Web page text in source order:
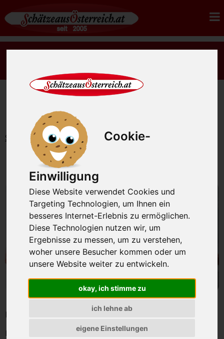
Cookie-
Einwilligung
Diese Website verwendet Cookies und
Targeting Technologien, um Ihnen ein
besseres Internet-Erlebnis zu ermöglichen.
Diese Technologien nutzen wir, um
Ergebnisse zu messen, um zu verstehen,
woher unsere Besucher kommen oder um
unsere Website weiter zu entwickeln.
okay, ich stimme zu
ich lehne ab
eigene Einstellungen
Startseite Gourmetfleisch Kaninchenfleisch kaufen
Kaninchenfleisch kaufen
Kaninchenfleisch- ausgezeichnete Fleischqualität
Für alle, die gern gut und dabei fettarm genießen, ist